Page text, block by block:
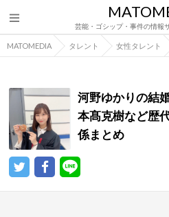
芸能・ゴシップ・事件の情報
MATOMEDIA タレント 女性タレント
河野ゆかりの結
本髙克樹など歴
係まとめ